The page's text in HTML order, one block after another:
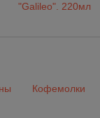
"Galileo", 220мл
Кофемолки